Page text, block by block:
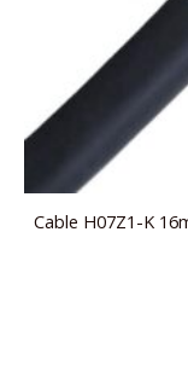
Cable H07Z1-K